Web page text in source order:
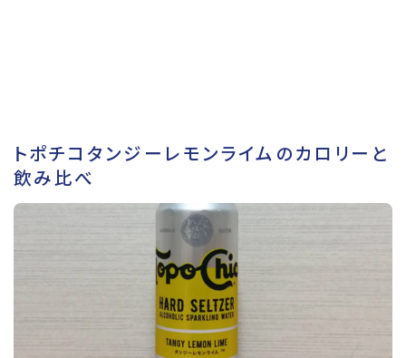
トポチコタンジーレモンライムのカロリーと
飲み比べ